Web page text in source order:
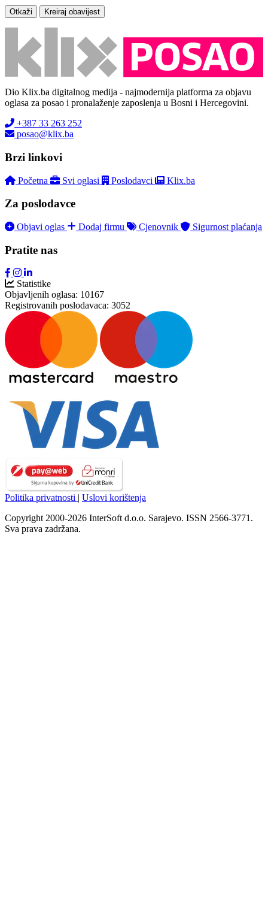
Otkaži Kreiraj obavijest
Dio Klix.ba digitalnog medija - najmodernija platforma za objavu
oglasa za posao i pronalaženje zaposlenja u Bosni i Hercegovini.
+387 33 263 252
posao@klix.ba
Brzi linkovi
Početna Svi oglasi Poslodavci Klix.ba
Za poslodavce
Objavi oglas Dodaj firmu Cjenovnik Sigurnost plaćanja
Pratite nas
Statistike
Objavljenih oglasa: 10167
Registrovanih poslodavaca: 3052
Politika privatnosti
Uslovi korištenja
Copyright 2000-2026 InterSoft d.o.o. Sarajevo. ISSN 2566-3771.
Sva prava zadržana.